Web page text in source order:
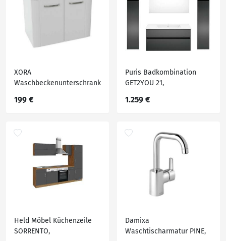
XORA
Waschbeckenunterschrank
Holznachbildung
199 €
Puris Badkombination
GET2YOU 21,
1.259 €
Held Möbel Küchenzeile
SORRENTO,
Damixa
Waschtischarmatur PINE,